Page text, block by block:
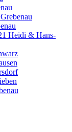
Heidi & Hans-